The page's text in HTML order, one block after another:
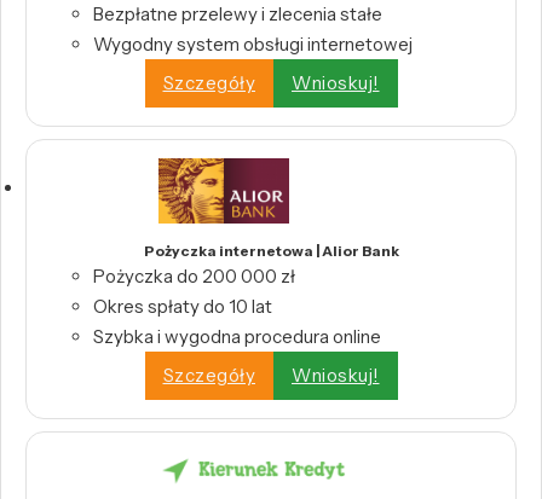
Bezpłatne przelewy i zlecenia stałe
Wygodny system obsługi internetowej
Szczegóły
Wnioskuj!
Pożyczka internetowa | Alior Bank
Pożyczka do 200 000 zł
Okres spłaty do 10 lat
Szybka i wygodna procedura online
Szczegóły
Wnioskuj!